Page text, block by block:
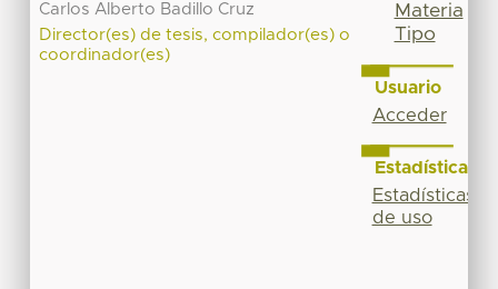
Carlos Alberto Badillo Cruz
Director(es) de tesis, compilador(es) o
coordinador(es)
Materia
Tipo
Usuario
Acceder
Estadísticas
Estadísticas
de uso